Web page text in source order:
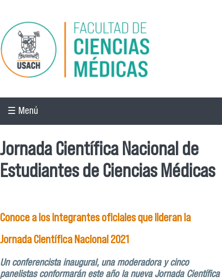
Pasar al contenido principal
☰ Menú
Jornada Científica Nacional de
Estudiantes de Ciencias Médicas
Conoce a los integrantes oficiales que lideran la
Jornada Científica Nacional 2021
Un conferencista inaugural, una moderadora y cinco
panelistas conformarán este año la nueva Jornada Científica